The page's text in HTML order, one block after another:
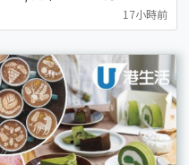
17小時前